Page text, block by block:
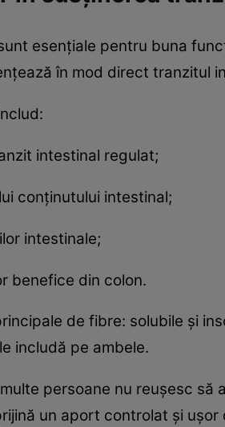
esențiale pentru buna
în mod direct tranzitul
intestinal regulat;
conținutului intestinal;
intestinale;
benefice din colon.
de fibre: solubile și
includă pe ambele.
persoane nu reușesc
un aport controlat și